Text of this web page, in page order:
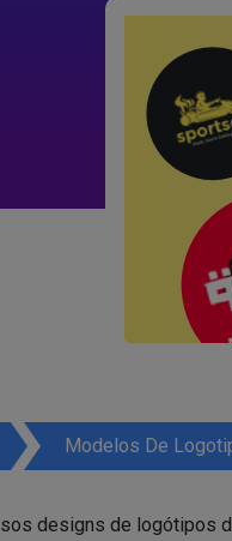
Modelos De
designs de logótipos